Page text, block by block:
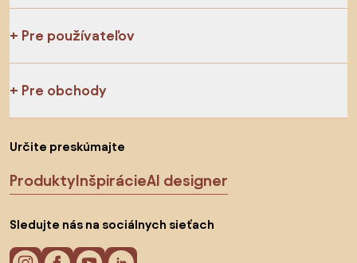
Pre používateľov
Pre obchody
Určite preskúmajte
ProduktyInšpirácieAI designer
Sledujte nás na sociálnych sieťach